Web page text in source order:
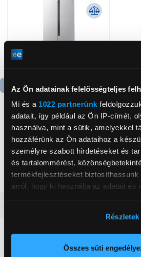
Az Ön adatainak felelősségteljes
Mi és a 1022 partnerünk
adatait, így például az Ön IP-címét,
használva, mint a sütik, amelyekkel
hozzáférünk az Ön adataihoz a
személyre szabott hirdetéseket és
és tartalommérést,
termékfejlesztéseket biztosíthassunk
arról, hogy ki használja az adatait és
elhelyezkedéséről pár méteres
Az Ön készülékén
Összes süti
Gorenje NRS8182KX Side
by side hűtőszekrény
199 999 Ft 119
5